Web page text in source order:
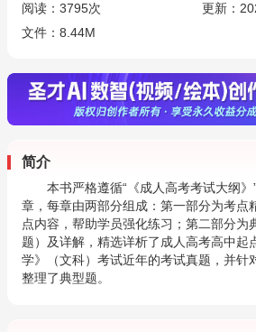
阅读： 3795次
更新：
文件：8.44M
简介
本书严格遵循“《成人高考考试大纲
章，每章由两部分组成：第一部分为考点
点内容，帮助学员强化练习；第二部分为
题）及详解，精选详析了成人高考高中起
学》（文科）考试近年的考试真题，并针
整理了典型题。